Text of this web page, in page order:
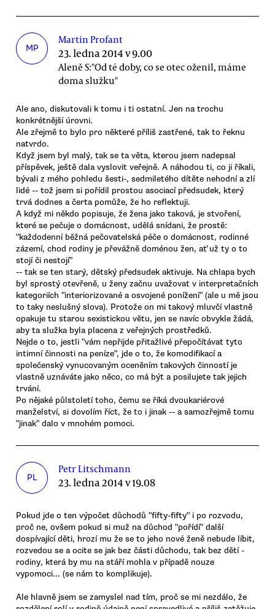
MP
Martin Profant
23. ledna 2014 v 9.00
Aleně S:"Od té doby, co se otec oženil, máme
doma služku"
Ale ano, diskutovali k tomu i ti ostatní. Jen na trochu
konkrétnější úrovni.
Ale zřejmě to bylo pro některé příliš zastřené, tak to řeknu
natvrdo.
Když jsem byl malý, tak se ta věta, kterou jsem nadepsal
příspěvek, ještě dala vyslovit veřejně. A náhodou ti, co ji říkali,
bývali z mého pohledu šesti-, sedmiletého dítěte nehodní a zlí
lidé -- tož jsem si pořídil prostou asociací předsudek, který
trvá dodnes a čerta pomůže, že ho reflektuji.
A když mi někdo popisuje, že žena jako taková, je stvoření,
které se pečuje o domácnost, udělá snídani, že prostě:
"každodenní běžná pečovatelská péče o domácnost, rodinné
zázemí, chod rodiny je převážně doménou žen, ať už ty o to
stojí či nestojí"
-- tak se ten starý, dětský předsudek aktivuje. Na chlapa bych
byl sprostý otevřeně, u ženy začnu uvažovat v interpretačních
kategoriích "interiorizované a osvojené ponížení" (ale u mě jsou
to taky neslušný slova). Protože on mi takový mluvčí vlastně
opakuje tu starou sexistickou větu, jen se navíc obvykle žádá,
aby ta služka byla placena z veřejných prostředků.
Nejde o to, jestli "vám nepřijde přitažlivé přepočítávat tyto
intimní činnosti na peníze", jde o to, že komodifikací a
společenský vynucovaným oceněním takových činností je
vlastně uznáváte jako něco, co má být a posilujete tak jejich
trvání.
Po nějaké půlstoletí toho, čemu se říká dvoukariérové
manželství, si dovolím říct, že to i jinak -- a samozřejmě tomu
"jinak" dalo v mnohém pomoci.
PL
Petr Litschmann
23. ledna 2014 v 19.08
Pokud jde o ten výpočet důchodů "fifty-fifty" i po rozvodu,
proč ne, ovšem pokud si muž na důchod "pořídí" další
dospívající děti, hrozí mu že se to jeho nové ženě nebude líbit,
rozvedou se a ocite se jak bez části důchodu, tak bez dětí -
rodiny, která by mu na stáří mohla v případě nouze
vypomoci... (se nám to komplikuje).
Ale hlavně jsem se zamyslel nad tím, proč se mi nezdálo, že